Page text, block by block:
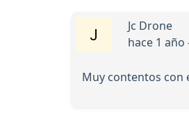
Jc Drone
hace 1 año
Muy contentos con